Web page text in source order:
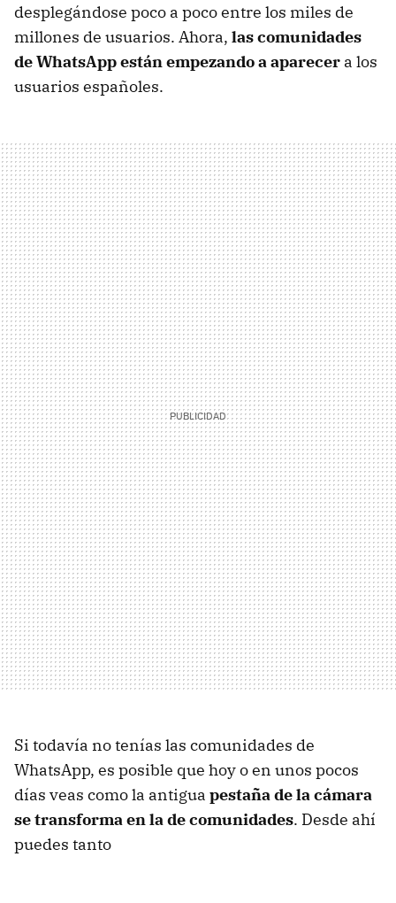
desplegándose poco a poco entre los miles de
millones de usuarios. Ahora, las comunidades
de WhatsApp están empezando a aparecer a los
usuarios españoles.
Si todavía no tenías las comunidades de
WhatsApp, es posible que hoy o en unos pocos
días veas como la antigua pestaña de la cámara
se transforma en la de comunidades. Desde ahí
puedes tanto